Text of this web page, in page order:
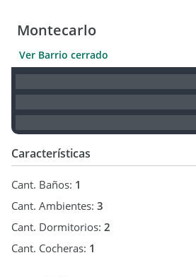
Montecarlo
Ver Barrio cerrado
Características
Cant. Baños: 1
Cant. Ambientes: 3
Cant. Dormitorios: 2
Cant. Cocheras: 1